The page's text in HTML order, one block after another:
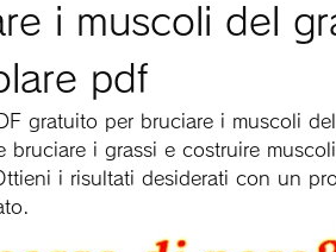
i muscoli del
pdf
gratuito per bruciare i muscoli
bruciare i grassi e costruire
i risultati desiderati con un